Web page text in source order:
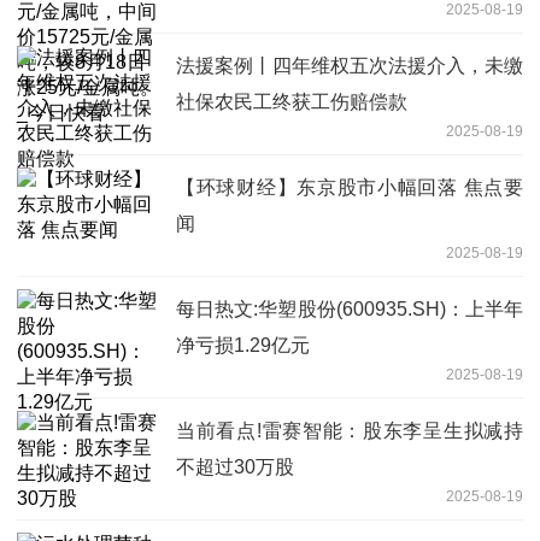
吨，较8月18日涨25元/金属吨。_今日快
看
2025-08-19
法援案例丨四年维权五次法援介入，未缴
社保农民工终获工伤赔偿款
2025-08-19
【环球财经】东京股市小幅回落 焦点要
闻
2025-08-19
每日热文:华塑股份(600935.SH)：上半年
净亏损1.29亿元
2025-08-19
当前看点!雷赛智能：股东李呈生拟减持
不超过30万股
2025-08-19